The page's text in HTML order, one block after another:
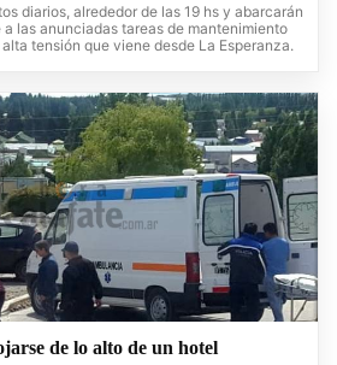
diarios, alrededor de las 19 hs y abarcarán
las anunciadas tareas de mantenimiento
tensión que viene desde La Esperanza.
de lo alto de un hotel